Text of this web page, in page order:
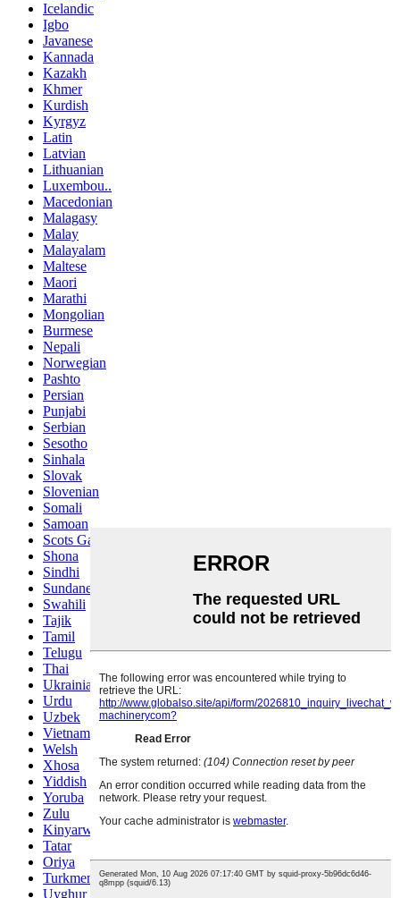
Icelandic
Igbo
Javanese
Kannada
Kazakh
Khmer
Kurdish
Kyrgyz
Latin
Latvian
Lithuanian
Luxembou..
Macedonian
Malagasy
Malay
Malayalam
Maltese
Maori
Marathi
Mongolian
Burmese
Nepali
Norwegian
Pashto
Persian
Punjabi
Serbian
Sesotho
Sinhala
Slovak
Slovenian
Somali
Samoan
Scots Gaelic
Shona
Sindhi
Sundanese
Swahili
Tajik
Tamil
Telugu
Thai
Ukrainian
Urdu
Uzbek
Vietnamese
Welsh
Xhosa
Yiddish
Yoruba
Zulu
Kinyarwanda
Tatar
Oriya
Turkmen
Uyghur